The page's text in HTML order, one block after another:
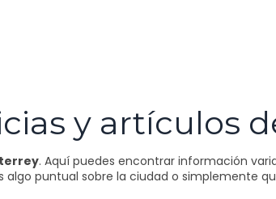
y artículos
. Aquí puedes encontrar información
puntual sobre la ciudad o simplemente